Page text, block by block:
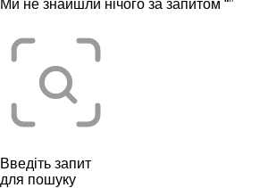
Ми не знайшли нічого за запитом “”
Введіть запит
для пошуку